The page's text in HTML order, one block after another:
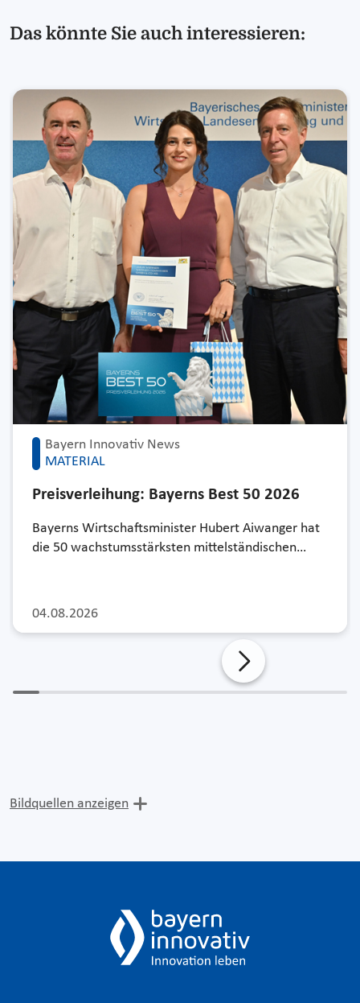
Das könnte Sie auch interessieren:
Bayern Innovativ News
MATERIAL
04.08.2026
Preisverleihung: Bayerns Best 50 2026
Bayerns Wirtschaftsminister Hubert Aiwanger hat
die 50 wachstumsstärksten mittelständischen…
Bildquellen anzeigen